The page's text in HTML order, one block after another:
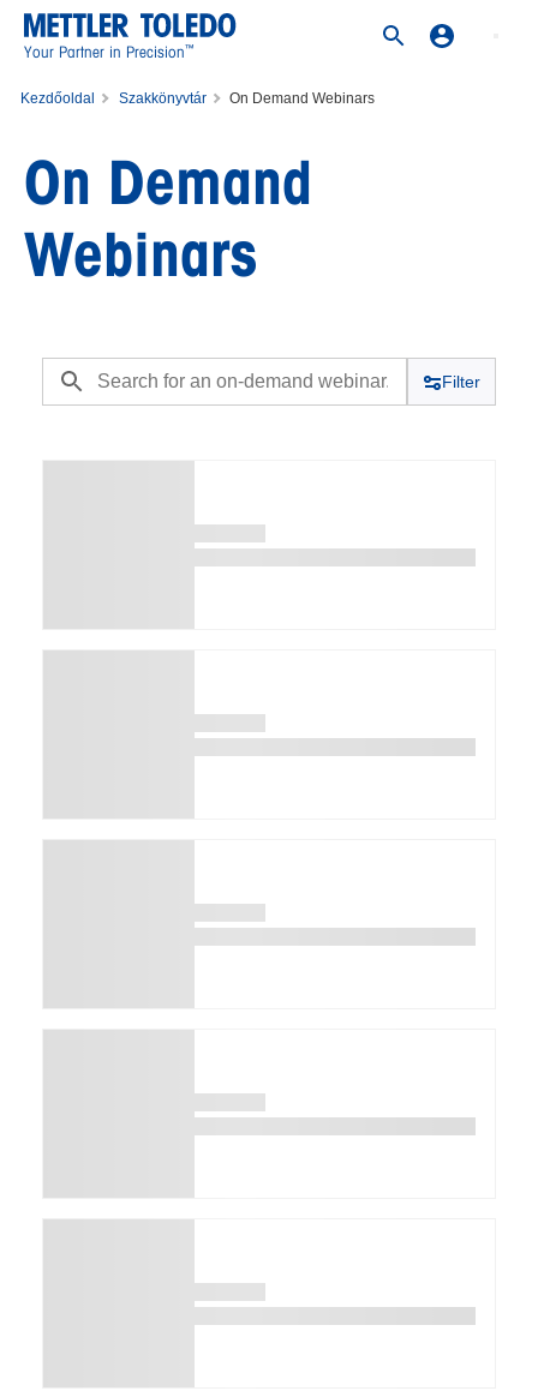
Your Partner in Precision™
Kezdőoldal Szakkönyvtár On Demand Webinars
On Demand
Webinars
Filter